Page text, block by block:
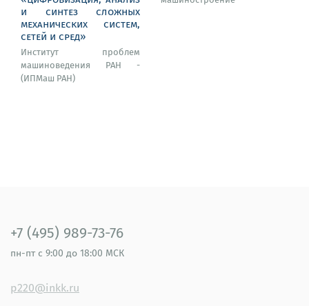
и синтез сложных
механических систем,
сетей и сред»
Институт проблем
машиноведения РАН -
(ИПМаш РАН)
+7 (495) 989-73-76
пн-пт с 9:00 до 18:00 МСК
p220@inkk.ru